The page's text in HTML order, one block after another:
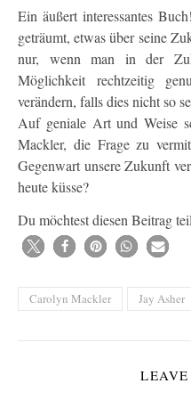
Ein äußert interessantes
geträumt, etwas über seine
nur, wenn man in der
Möglichkeit rechtzeitig
verändern, falls dies nicht so
Auf geniale Art und Weise
Mackler, die Frage zu
Gegenwart unsere Zukunft
heute küsse?
Du möchtest diesen Beitrag
Carolyn Mackler Jay Asher